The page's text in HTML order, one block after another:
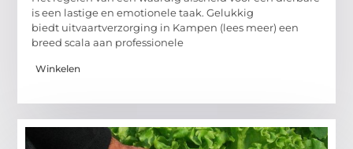
is een lastige en emotionele taak. Gelukkig
biedt uitvaartverzorging in Kampen (lees meer) een
breed scala aan professionele
Winkelen